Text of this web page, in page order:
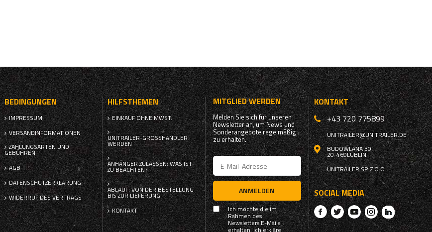
BEDINGUNGEN
IMPRESSUM
VERSANDINFORMATIONEN
ZAHLUNGSARTEN UND
GEBÜHREN
AGB
DATENSCHUTZERKLÄRUNG
WIDERRUF DES VERTRAGS
HILFSTHEMEN
EINKAUF OHNE MWST.
UNITRAILER-GROSSHÄNDLER W
ERDEN
ANHÄNGER ZULASSEN: WAS IST
ZU BEACHTEN?
ABLAUF: VON DER BESTELLUNG
BIS ZUR LIEFERUNG
KONTAKT
MITGLIED WERDEN
Melden Sie sich für unseren
Newsletter an, um News und
Sonderangebote regelmäßig
zu erhalten.
ANMELDEN
Ich möchte die im
Rahmen des
Newsletters E-Mails
erhalten. Ich erkläre
KONTAKT
+43 720 775899
UNITRAILER@UNITRAILER.DE
BUDOWLANA 30
20-469LUBLIN
UNITRAILER SP. Z O.O.
SOCIAL MEDIA